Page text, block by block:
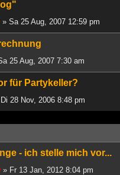
» Sa 25 Aug, 2007 12:59 pm
25 Aug, 2007 7:30 am
für Partykeller?
28 Nov, 2006 8:48 pm
- ich stelle mich vor...
» Fr 13 Jan, 2012 8:04 pm